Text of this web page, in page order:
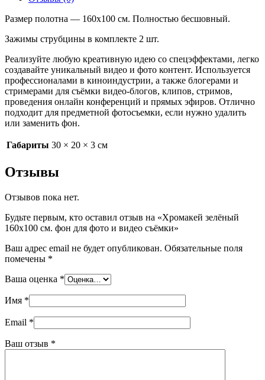
фото
видео
Размер полотна — 160х100 см. Полностью бесшовный.
Зажимы струбцины в комплекте 2 шт.
Реализуйте любую креативную идею со спецэффектами, легко
создавайте уникальный видео и фото контент. Используется
профессионалами в киноиндустрии, а также блогерами и
стримерами для съёмки видео-блогов, клипов, стримов,
проведения онлайн конференций и прямых эфиров. Отлично
подходит для предметной фотосъемки, если нужно удалить
или заменить фон.
Габариты 30 × 20 × 3 см
Отзывы
Отзывов пока нет.
Будьте первым, кто оставил отзыв на «Хромакей зелёный
160х100 см. фон для фото и видео съёмки»
Ваш адрес email не будет опубликован. Обязательные поля
помечены *
Ваша оценка *
Имя *
Email *
Ваш отзыв *